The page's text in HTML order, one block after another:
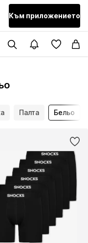
Към приложението
Палта Бельо